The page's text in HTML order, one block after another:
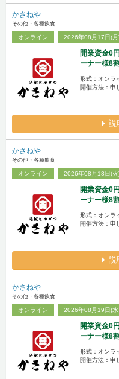
かさねや
その他・各種飲食
オンライン 2026年08月17日(月
開業資金0
ーナー様8
形式：オンラ
開催方法：申
説
かさねや
その他・各種飲食
オンライン 2026年08月18日(火
開業資金0
ーナー様8
形式：オンラ
開催方法：申
説
かさねや
その他・各種飲食
オンライン 2026年08月19日(水
開業資金0
ーナー様8
形式：オンラ
開催方法：申